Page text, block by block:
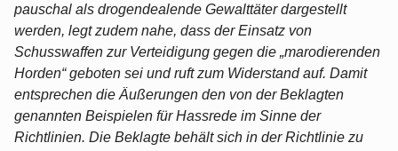
pauschal als drogendealende Gewalttäter dargestellt
werden, legt zudem nahe, dass der Einsatz von
Schusswaffen zur Verteidigung gegen die „marodierenden
Horden“ geboten sei und ruft zum Widerstand auf. Damit
entsprechen die Äußerungen den von der Beklagten
genannten Beispielen für Hassrede im Sinne der
Richtlinien. Die Beklagte behält sich in der Richtlinie zu